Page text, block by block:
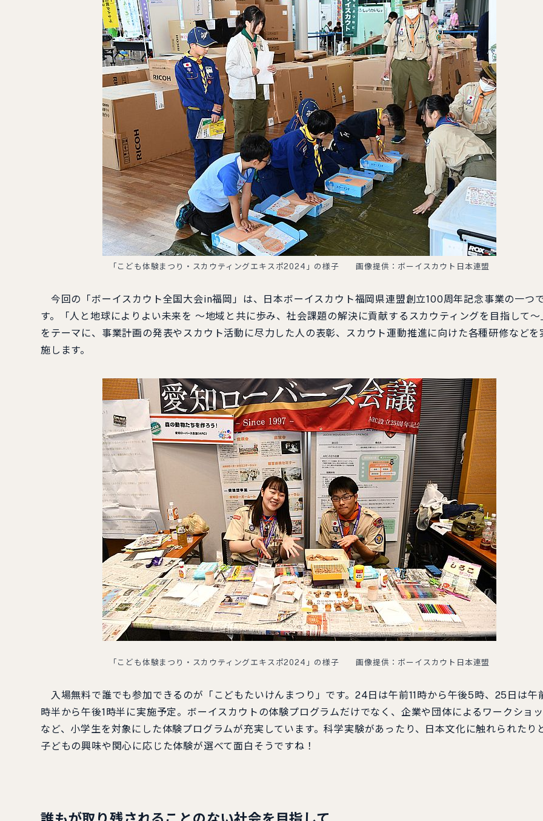
「こども体験まつり・スカウティングエキスポ2024」の様子 画像提供：ボーイスカウト日本連盟
今回の「ボーイスカウト全国大会in福岡」は、日本ボーイスカウト福岡県連盟創立100周年記念事業の一つ
す。「人と地球によりよい未来を ～地域と共に歩み、社会課題の解決に貢献するスカウティングを目指して～
をテーマに、事業計画の発表やスカウト活動に尽力した人の表彰、スカウト運動推進に向けた各種研修などを
施します。
「こども体験まつり・スカウティングエキスポ2024」の様子 画像提供：ボーイスカウト日本連盟
入場無料で誰でも参加できるのが「こどもたいけんまつり」です。24日は午前11時から午後5時、25日は午
時半から午後1時半に実施予定。ボーイスカウトの体験プログラムだけでなく、企業や団体によるワークショ
など、小学生を対象にした体験プログラムが充実しています。科学実験があったり、日本文化に触れられたり
子どもの興味や関心に応じた体験が選べて面白そうですね！